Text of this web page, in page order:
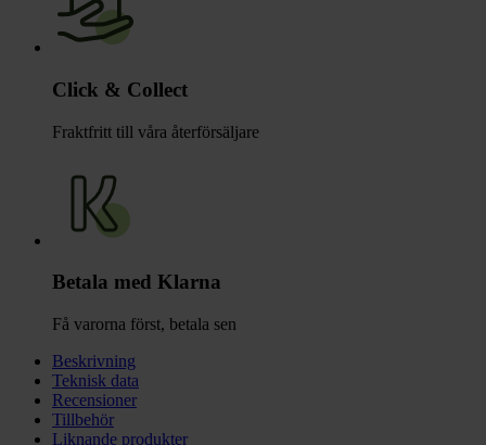
Click & Collect
Fraktfritt till våra återförsäljare
Betala med Klarna
Få varorna först, betala sen
Beskrivning
Teknisk data
Recensioner
Tillbehör
Liknande produkter